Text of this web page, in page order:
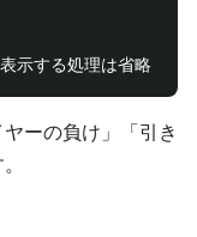
ーの負け」「引き